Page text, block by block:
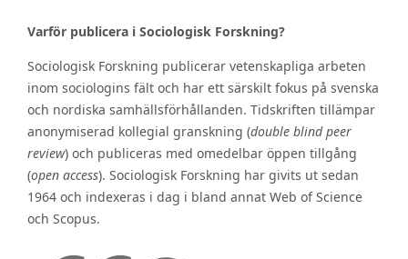
Varför publicera i Sociologisk Forskning?
Sociologisk Forskning publicerar vetenskapliga arbeten
inom sociologins fält och har ett särskilt fokus på svenska
och nordiska samhällsförhållanden. Tidskriften tillämpar
anonymiserad kollegial granskning (double blind peer
review) och publiceras med omedelbar öppen tillgång
(open access). Sociologisk Forskning har givits ut sedan
1964 och indexeras i dag i bland annat Web of Science
och Scopus.